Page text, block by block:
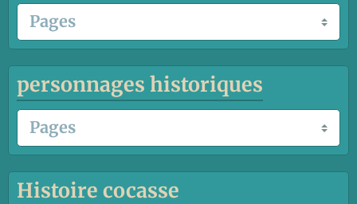
personnages historiques
Histoire cocasse